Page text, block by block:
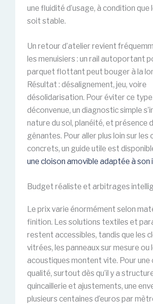
une fluidité d’usage, à condition que
soit stable.
Un retour d’atelier revient
les menuisiers : un rail autoportant
parquet flottant peut bouger à la
Résultat : désalignement, jeu, voire
désolidarisation. Pour éviter ce
déconvenue, un diagnostic simple
nature du sol, planéité, et présence
gênantes. Pour aller plus loin sur les
concrets, un guide utile est
une cloison amovible adaptée à son
Budget réaliste et arbitrages
Le prix varie énormément selon
finition. Les solutions textiles et
restent accessibles, tandis que les
vitrées, les panneaux sur mesure ou
acoustiques montent vite. Pour une
qualité, surtout dès qu’il y a
quincaillerie et ajustements, une
plusieurs centaines d’euros par